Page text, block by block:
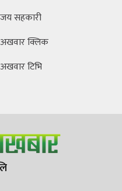
जय सहकारी
अखवार क्लिक
अखवार टिभि